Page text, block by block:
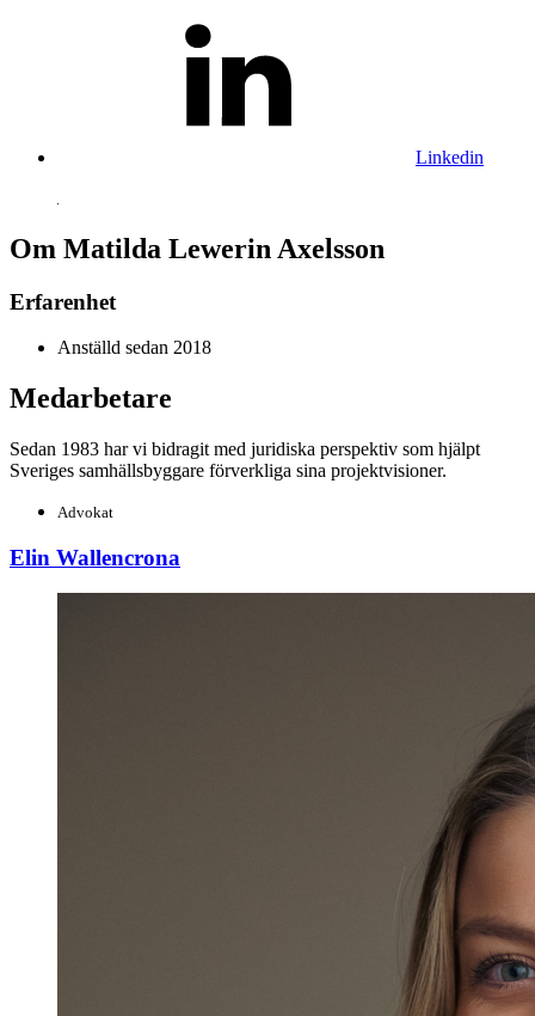
Linkedin
Om Matilda Lewerin Axelsson
Erfarenhet
Anställd sedan 2018
Medarbetare
Sedan 1983 har vi bidragit med juridiska perspektiv som hjälpt
Sveriges samhällsbyggare förverkliga sina projektvisioner.
Advokat
Elin Wallencrona